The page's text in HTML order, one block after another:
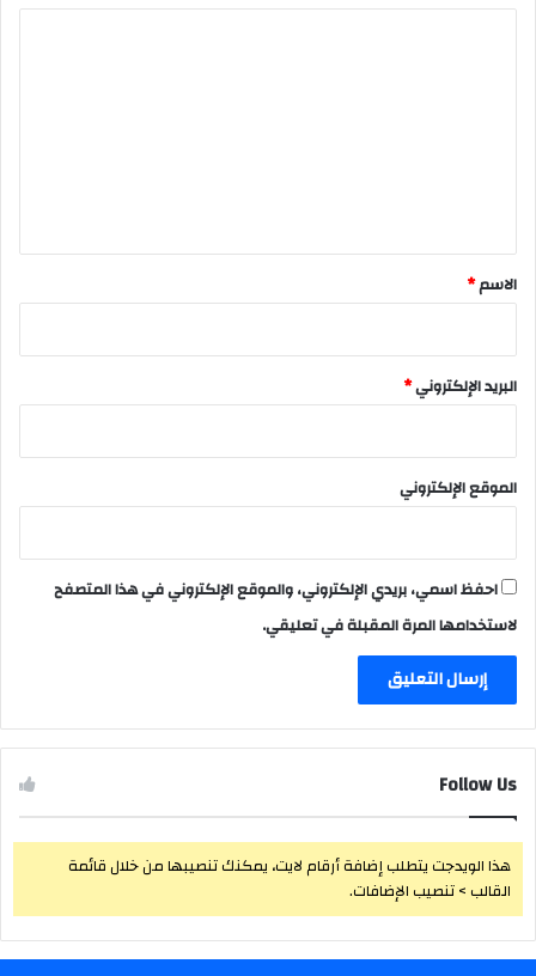
*
الاسم*
البريد الإلكتروني*
الموقع الإلكتروني
احفظ اسمي، بريدي الإلكتروني، والموقع الإلكتروني في هذا المتصفح
لاستخدامها المرة المقبلة في تعليقي.
Follow Us
هذا الويدجت يتطلب إضافة أرقام لايت، يمكنك تنصيبها من خلال قائمة
القالب > تنصيب الإضافات.